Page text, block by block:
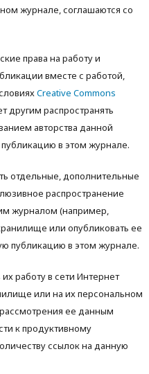
журнале, соглашаются со
права на работу и
вместе с работой,
Creative Commons
другим распространять
авторства данной
в этом журнале.
отдельные, дополнительные
распространение
журналом (например,
или опубликовать ее
публикацию в этом журнале.
работу в сети Интернет
или на их персональном
ее данным
к продуктивному
ссылок на данную